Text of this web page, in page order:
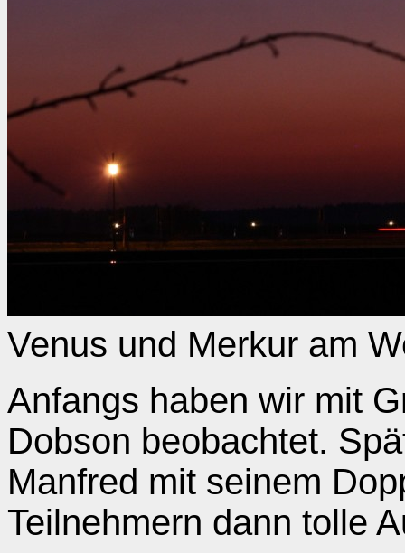
Venus und Merkur am
Anfangs haben wir mit
Dobson beobachtet.
Manfred mit seinem
Teilnehmern dann tolle